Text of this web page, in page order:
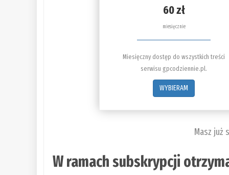
60 zł
miesięcznie
Miesięczny dostęp do wszystkich treści
serwisu gpcodziennie.pl.
WYBIERAM
Masz już
W ramach subskrypcji